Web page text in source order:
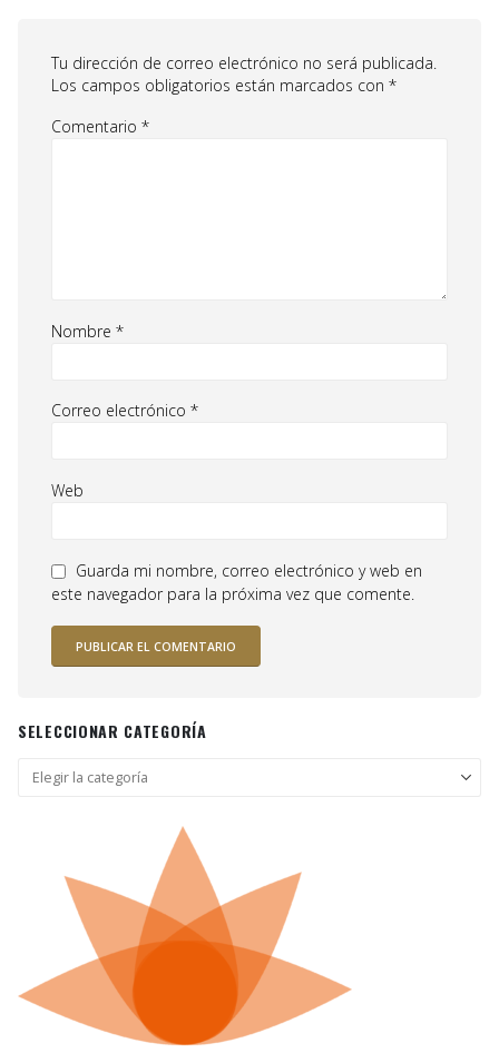
Tu dirección de correo electrónico no será publicada.
Los campos obligatorios están marcados con *
Comentario *
Nombre *
Correo electrónico *
Web
Guarda mi nombre, correo electrónico y web en
este navegador para la próxima vez que comente.
SELECCIONAR CATEGORÍA
Seleccionar
categoría